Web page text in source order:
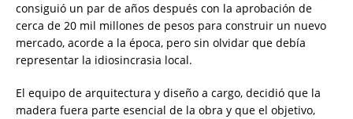
consiguió un par de años después con la aprobación de
cerca de 20 mil millones de pesos para construir un nuevo
mercado, acorde a la época, pero sin olvidar que debía
representar la idiosincrasia local.
El equipo de arquitectura y diseño a cargo, decidió que la
madera fuera parte esencial de la obra y que el objetivo,